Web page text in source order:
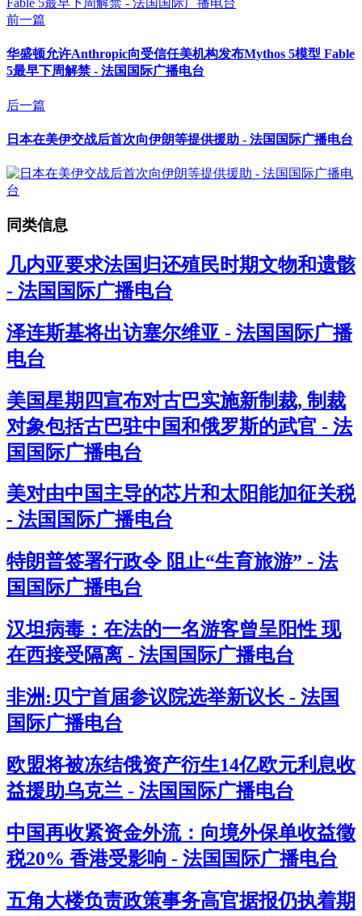
前一篇
华盛顿允许Anthropic向受信任美机构发布Mythos 5模型 Fable
5最早下周解禁 - 法国国际广播电台
后一篇
日本在美伊交战后首次向伊朗等提供援助 - 法国国际广播电台
同类信息
几内亚要求法国归还殖民时期文物和遗骸
- 法国国际广播电台
泽连斯基将出访塞尔维亚 - 法国国际广播
电台
美国星期四宣布对古巴实施新制裁, 制裁
对象包括古巴驻中国和俄罗斯的武官 - 法
国国际广播电台
美对由中国主导的芯片和太阳能加征关税
- 法国国际广播电台
特朗普签署行政令 阻止“生育旅游” - 法
国国际广播电台
汉坦病毒：在法的一名游客曾呈阳性 现
在西接受隔离 - 法国国际广播电台
非洲:贝宁首届参议院选举新议长 - 法国
国际广播电台
欧盟将被冻结俄资产衍生14亿欧元利息收
益援助乌克兰 - 法国国际广播电台
中国再收紧资金外流：向境外保单收益徵
税20% 香港受影响 - 法国国际广播电台
五角大楼负责政策事务高官据报仍执着期